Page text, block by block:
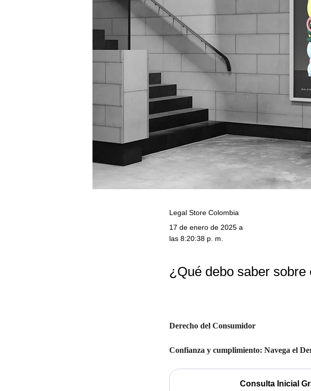
Legal Store Colombia
17 de enero de 2025 a
las 8:20:38 p. m.
¿Qué debo saber
Derecho del Consumidor
Confianza y cumplimiento: Navega el
Consulta Inicial